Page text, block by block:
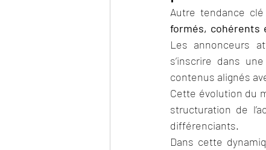
Autre tendance
formés, cohérents
Les annonceurs
s’inscrire dans
contenus alignés
Cette évolution du
structuration de
différenciants.
Dans cette